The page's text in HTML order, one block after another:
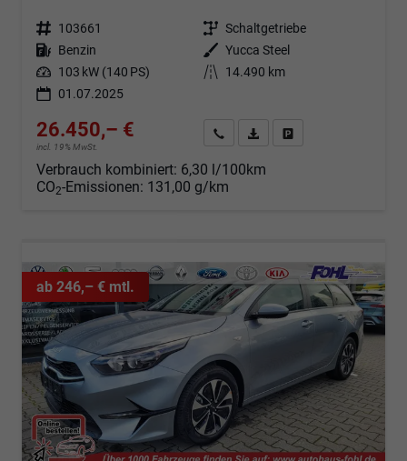
Fahrzeugnr. 103661 Getriebe Schaltgetriebe
Kraftstoff Benzin Außenfarbe Yucca Steel
Leistung 103 kW (140 PS) Kilometerstand
14.490 km
01.07.2025
26.450,– €
incl. 19% MwSt.
Angebot anfordern
Fahrzeugexpose (PDF)
Verbrauch kombiniert: 6,30 l/100km
CO2-Emissionen: 131,00 g/km
ab 246,– € mtl.